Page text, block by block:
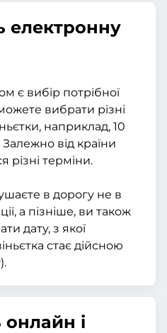
електронну
є вибір потрібної
вибрати різні
наприклад, 10
Залежно від країни
різні терміни.
в дорогу не в
а пізніше, ви також
дату, з якої
стає дійсною
онлайн і